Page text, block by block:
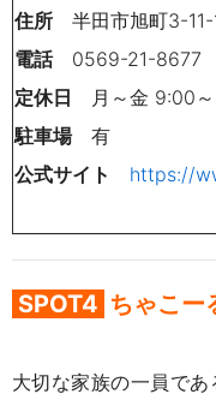
住所 半田市旭町3-11-
電話0569-21-8677
定休日
月～金 9:00
駐車場有
公式サイト https://
SPOT4 ちゃこー
大切な家族の一員で